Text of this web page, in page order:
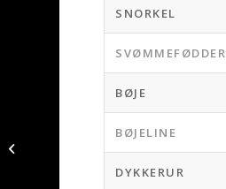
SNORKEL
SVØMMEFØDDER
BØJE
BØJELINE
DYKKERUR
Vrag Lubbe – Lubbe